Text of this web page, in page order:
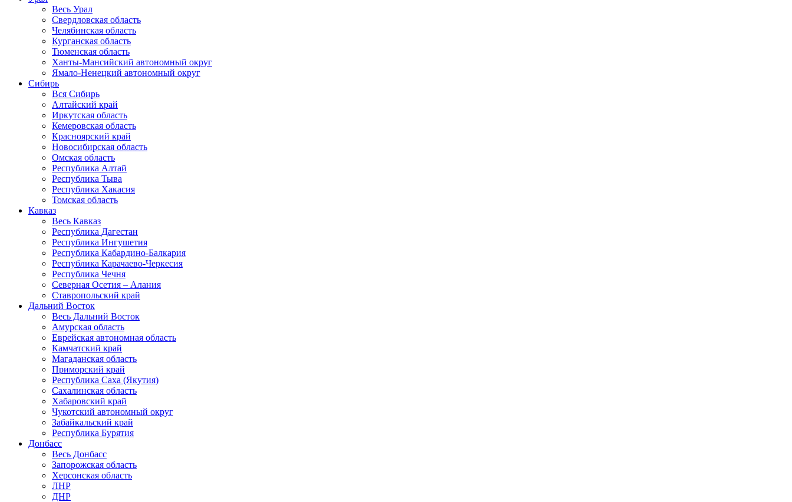
Весь Урал
Свердловская область
Челябинская область
Курганская область
Тюменская область
Ханты-Мансийский автономный округ
Ямало-Ненецкий автономный округ
Сибирь
Вся Сибирь
Алтайский край
Иркутская область
Кемеровская область
Красноярский край
Новосибирская область
Омская область
Республика Алтай
Республика Тыва
Республика Хакасия
Томская область
Кавказ
Весь Кавказ
Республика Дагестан
Республика Ингушетия
Республика Кабардино-Балкария
Республика Карачаево-Черкесия
Республика Чечня
Северная Осетия – Алания
Ставропольский край
Дальний Восток
Весь Дальний Восток
Амурская область
Еврейская автономная область
Камчатский край
Магаданская область
Приморский край
Республика Саха (Якутия)
Сахалинская область
Хабаровский край
Чукотский автономный округ
Забайкальский край
Республика Бурятия
Донбасс
Весь Донбасс
Запорожская область
Херсонская область
ЛНР
ДНР